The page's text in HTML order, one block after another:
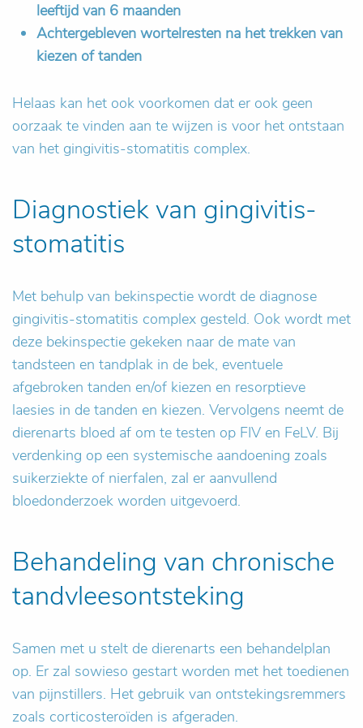
leeftijd van 6 maanden
Achtergebleven wortelresten na het trekken van
kiezen of tanden
Helaas kan het ook voorkomen dat er ook geen
oorzaak te vinden aan te wijzen is voor het ontstaan
van het gingivitis-stomatitis complex.
Diagnostiek van gingivitis-
stomatitis
Met behulp van bekinspectie wordt de diagnose
gingivitis-stomatitis complex gesteld. Ook wordt met
deze bekinspectie gekeken naar de mate van
tandsteen en tandplak in de bek, eventuele
afgebroken tanden en/of kiezen en resorptieve
laesies in de tanden en kiezen. Vervolgens neemt de
dierenarts bloed af om te testen op FIV en FeLV. Bij
verdenking op een systemische aandoening zoals
suikerziekte of nierfalen, zal er aanvullend
bloedonderzoek worden uitgevoerd.
Behandeling van chronische
tandvleesontsteking
Samen met u stelt de dierenarts een behandelplan
op. Er zal sowieso gestart worden met het toedienen
van pijnstillers. Het gebruik van ontstekingsremmers
zoals corticosteroïden is afgeraden.